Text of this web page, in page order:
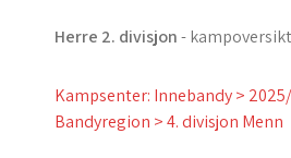
Herre 2. divisjon- kampoversikt
Kampsenter: Innebandy >
Bandyregion > 4. divisjon Menn